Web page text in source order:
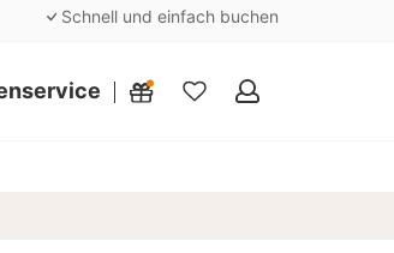
Schnell und einfach buchen
Meine